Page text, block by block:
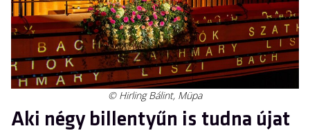
© Hirling Bálint, Müpa
Aki négy billentyűn is tudna újat